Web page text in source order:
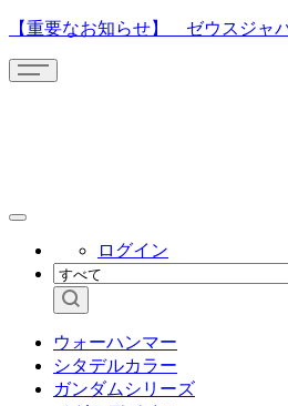
【重要なお知らせ】 ゼウスジャ
ログイン
ウォーハンマー
シタデルカラー
ガンダムシリーズ